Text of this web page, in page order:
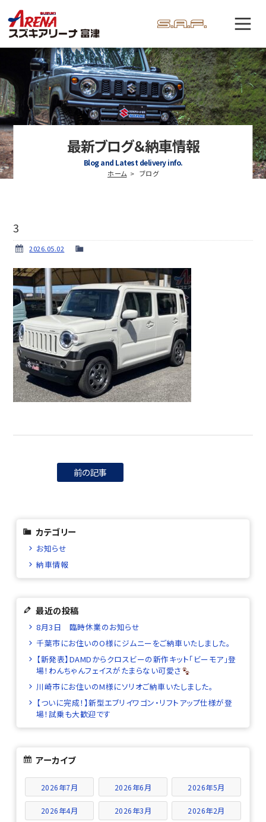
最新ブログ＆納車情報
Blog and Latest delivery info.
ホーム ブログ
3
2026.05.02
前の記事
カテゴリー
お知らせ
納車情報
最近の投稿
8月3日 臨時休業のお知らせ
千葉市にお住いのO様にジムニーをご納車いたしました。
【新発表】DAMDからクロスビーの新作キット「ビーモア」登
場！わんちゃんフェイスがたまらない可愛さ
川崎市にお住いのM様にソリオご納車いたしました。
【ついに完成！】新型エブリイワゴン・リフトアップ仕様が登
場！試乗も大歓迎です
アーカイブ
2026年7月 2026年6月 2026年5月
2026年4月 2026年3月 2026年2月